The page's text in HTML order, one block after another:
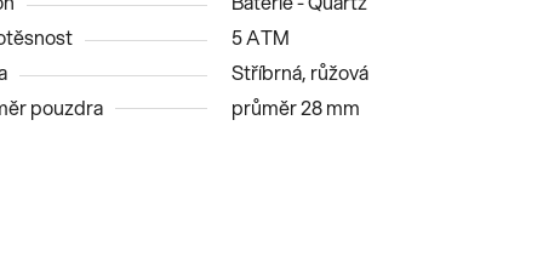
5 ATM
Stříbrná, růžová
pouzdra
průměr 28 mm